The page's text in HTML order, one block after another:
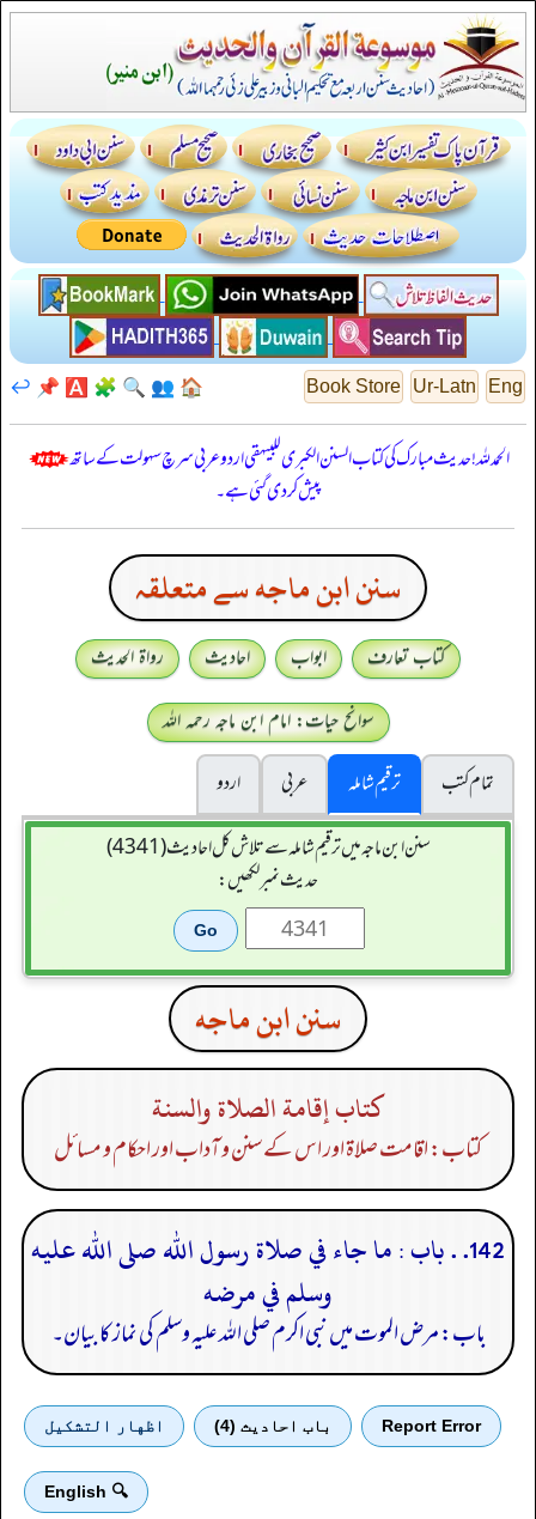
Eng
Ur-Latn
Book Store
🏠
👥
🔍
🧩
🅰️
📌
↩️
الحمدللہ! حدیث مبارک کی کتاب السنن الكبرى للبيهقي اردو عربی سرچ سہولت کے ساتھ
پیش کر دی گئی ہے۔
سنن ابن ماجه سے متعلقہ
کتاب تعارف ابواب احادیث
رواۃ الحدیث
سوانح حیات: امام ابن ماجہ رحمہ اللہ
تمام کتب
ترقیم شاملہ عربی
اردو
سنن ابن ماجہ میں ترقیم شاملہ سے تلاش کل احادیث (4341)
حدیث نمبر لکھیں:
سنن ابن ماجه
كتاب إقامة الصلاة والسنة
کتاب: اقامت صلاۃ اور اس کے سنن و آداب اور احکام و مسائل
142. . باب : ما جاء في صلاة رسول الله صلى الله عليه
وسلم في مرضه
باب: مرض الموت میں نبی اکرم صلی اللہ علیہ وسلم کی نماز کا بیان۔
Report Error باب احادیث (4) اظهار التشكيل
🔍 English